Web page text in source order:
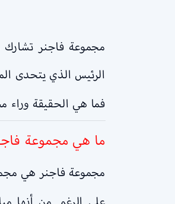
مجموعة فاجنر تشارك
الرئيس الذي يتحدى
فما هي الحقيقة وراء
ما هي مجموعة
مجموعة فاجنر هي